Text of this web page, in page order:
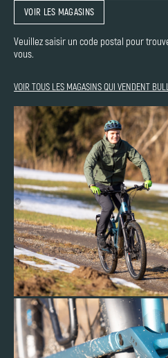
VOIR LES MAGASINS
Veuillez saisir un code postal pour
vous.
VOIR TOUS LES MAGASINS QUI VENDENT